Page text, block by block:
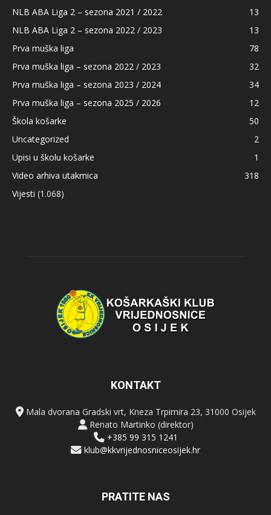
NLB ABA Liga 2 – sezona 2021 / 2022
13
NLB ABA Liga 2 – sezona 2022 / 2023
13
Prva muška liga
78
Prva muška liga – sezona 2022 / 2023
32
Prva muška liga – sezona 2023 / 2024
34
Prva muška liga – sezona 2025 / 2026
12
Škola košarke
50
Uncategorized
2
Upisi u školu košarke
1
Video arhiva utakmica
318
Vijesti (1.068)
KONTAKT
Mala dvorana Gradski vrt, Kneza Trpimira 23, 31000 Osijek
Renato Martinko (direktor)
+385 99 315 1241
klub@kkvrijednosniceosijek.hr
PRATITE NAS